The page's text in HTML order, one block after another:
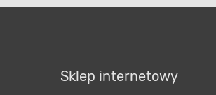
Sklep internetowy